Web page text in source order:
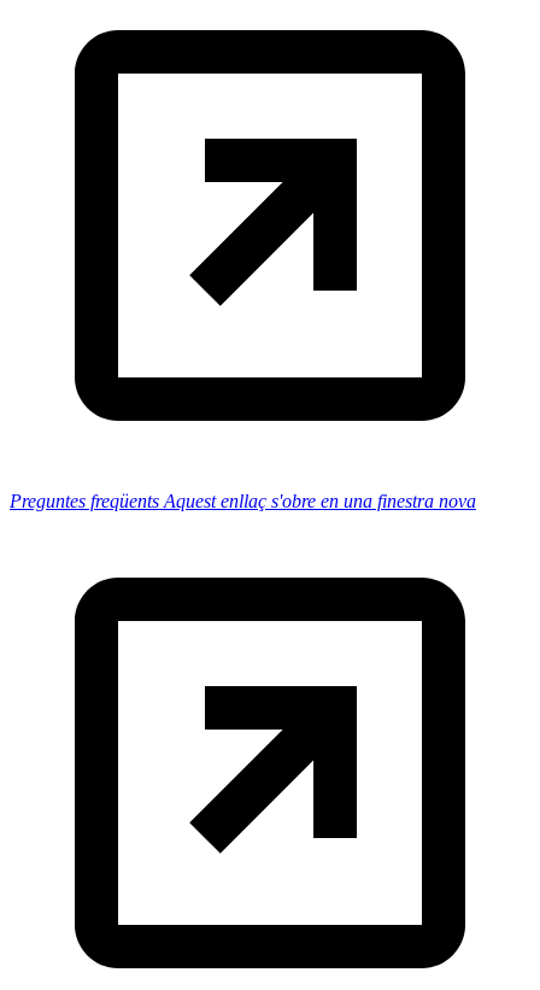
Preguntes freqüents Aquest enllaç s'obre en una finestra nova